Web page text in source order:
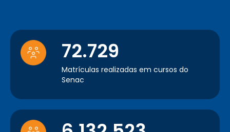
72.729
Matrículas realizadas em cursos do
Senac